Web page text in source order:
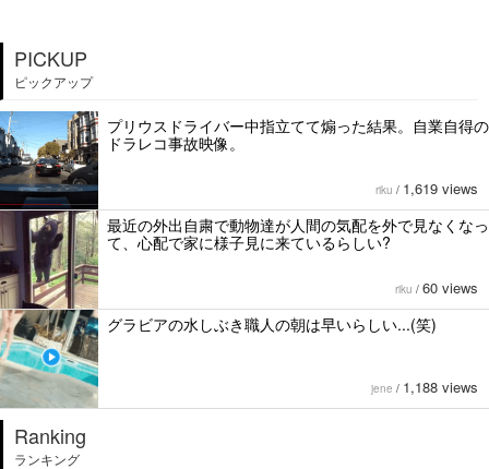
PICKUP
ピックアップ
プリウスドライバー中指立てて煽った結果。自業自得の
ドラレコ事故映像。
riku / 1,619 views
最近の外出自粛で動物達が人間の気配を外で見なくなっ
て、心配で家に様子見に来ているらしい?
riku / 60 views
グラビアの水しぶき職人の朝は早いらしい...(笑)
jene / 1,188 views
Ranking
ランキング